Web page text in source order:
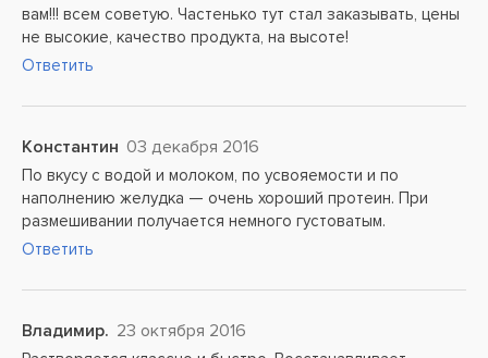
вам!!! всем советую. Частенько тут стал заказывать, цены
не высокие, качество продукта, на высоте!
Ответить
Константин 03 декабря 2016
По вкусу с водой и молоком, по усвояемости и по
наполнению желудка — очень хороший протеин. При
размешивании получается немного густоватым.
Ответить
Владимир. 23 октября 2016